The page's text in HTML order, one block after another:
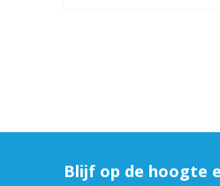
Blijf op de hoogte